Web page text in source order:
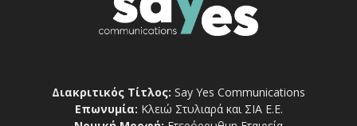
Διακριτικός Τίτλος: Say Yes Communications
Επωνυμία: Κλειώ Στυλιαρά και ΣΙΑ Ε.Ε.